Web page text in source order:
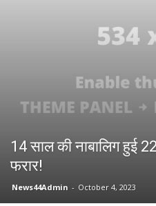
14 साल की नाबालिग
फरार!
News44Admin - October 4, 2023